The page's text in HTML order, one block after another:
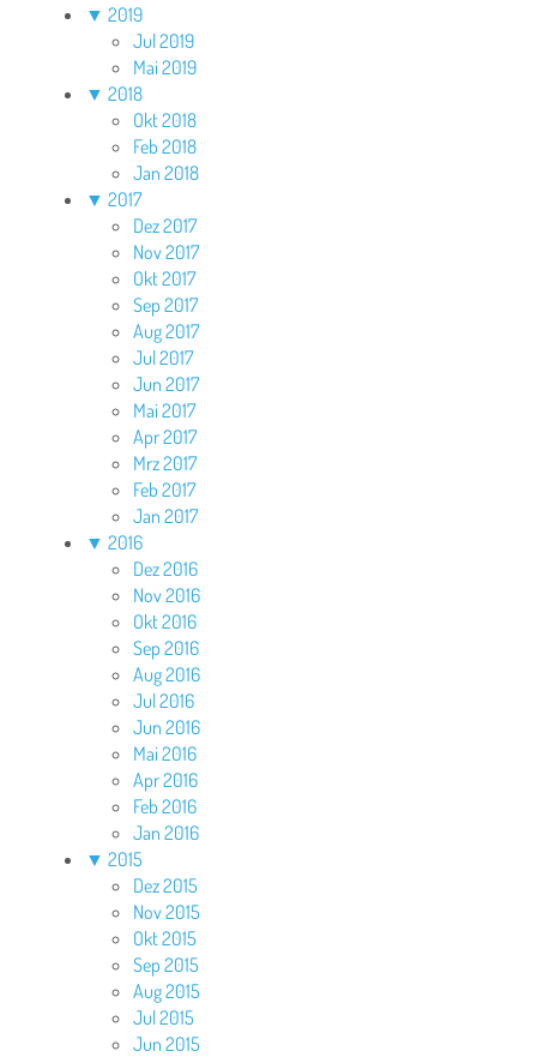
▼ 2019
Jul 2019
Mai 2019
▼ 2018
Okt 2018
Feb 2018
Jan 2018
▼ 2017
Dez 2017
Nov 2017
Okt 2017
Sep 2017
Aug 2017
Jul 2017
Jun 2017
Mai 2017
Apr 2017
Mrz 2017
Feb 2017
Jan 2017
▼ 2016
Dez 2016
Nov 2016
Okt 2016
Sep 2016
Aug 2016
Jul 2016
Jun 2016
Mai 2016
Apr 2016
Feb 2016
Jan 2016
▼ 2015
Dez 2015
Nov 2015
Okt 2015
Sep 2015
Aug 2015
Jul 2015
Jun 2015